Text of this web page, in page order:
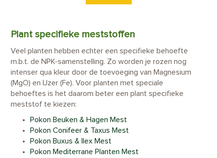
Plant specifieke meststoffen
Veel planten hebben echter een specifieke behoefte
m.b.t. de NPK-samenstelling. Zo worden je rozen nog
intenser qua kleur door de toevoeging van Magnesium
(MgO) en IJzer (Fe). Voor planten met speciale
behoeftes is het daarom beter een plant specifieke
meststof te kiezen:
Pokon Beuken & Hagen Mest
Pokon Conifeer & Taxus Mest
Pokon Buxus & Ilex Mest
Pokon Mediterrane Planten Mest